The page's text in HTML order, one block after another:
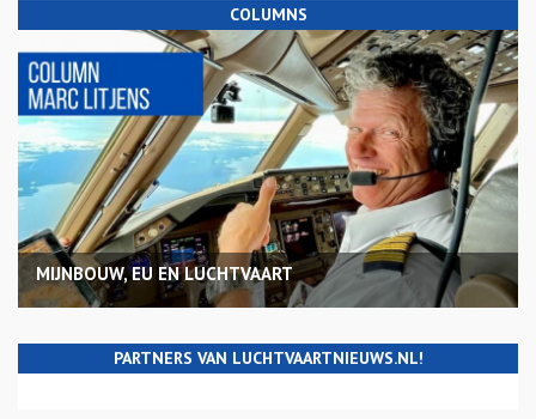
COLUMNS
MIJNBOUW, EU EN LUCHTVAART
PARTNERS VAN LUCHTVAARTNIEUWS.NL!